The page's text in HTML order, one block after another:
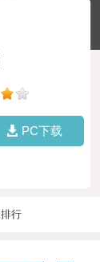
PC下载
排行